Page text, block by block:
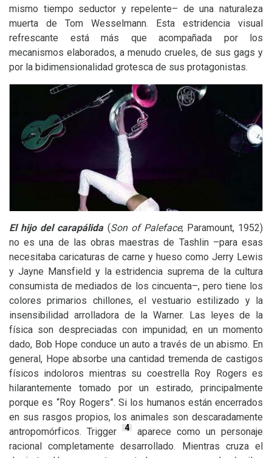
mismo tiempo seductor y repelente– de una naturaleza
muerta de Tom Wesselmann. Esta estridencia visual
refrescante está más que acompañada por los
mecanismos elaborados, a menudo crueles, de sus gags y
por la bidimensionalidad grotesca de sus protagonistas.
El hijo del carapálida (Son of Paleface; Paramount, 1952)
no es una de las obras maestras de Tashlin –para esas
necesitaba caricaturas de carne y hueso como Jerry Lewis
y Jayne Mansfield y la estridencia suprema de la cultura
consumista de mediados de los cincuenta–, pero tiene los
colores primarios chillones, el vestuario estilizado y la
insensibilidad arrolladora de la Warner. Las leyes de la
física son despreciadas con impunidad; en un momento
dado, Bob Hope conduce un auto a través de un abismo. En
general, Hope absorbe una cantidad tremenda de castigos
físicos indoloros mientras su coestrella Roy Rogers es
hilarantemente tomado por un estirado, principalmente
porque es “Roy Rogers”. Si los humanos están encerrados
en sus rasgos propios, los animales son descaradamente
antropomórficos. Trigger
4
aparece como un personaje
racional completamente desarrollado. Mientras cruza el